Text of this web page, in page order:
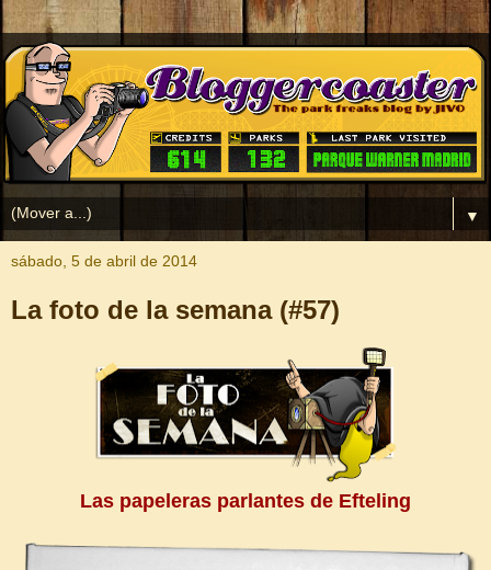
▼
sábado, 5 de abril de 2014
La foto de la semana (#57)
Las papeleras parlantes de Efteling